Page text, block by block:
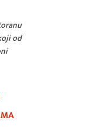
od